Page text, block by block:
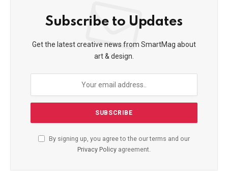
Subscribe to Updates
Get the latest creative news from SmartMag about
art & design.
By signing up, you agree to the our terms and our
Privacy Policy agreement.